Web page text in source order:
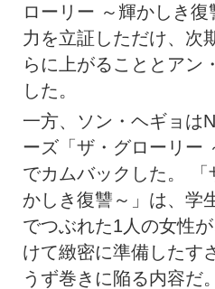
ローリー ～輝かしき
力を立証しただけ、次
らに上がることとアン
した。
一方、ソン・ヘギョは
ーズ「ザ・グローリー
でカムバックした。
かしき復讐～」は、学
でつぶれた1人の女性
けて緻密に準備したす
うず巻きに陥る内容だ。